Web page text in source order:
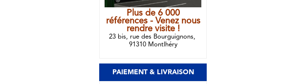
Plus de 6 000
références - Venez nous
rendre visite !
23 bis, rue des Bourguignons,
91310 Montlhéry
PAIEMENT & LIVRAISON